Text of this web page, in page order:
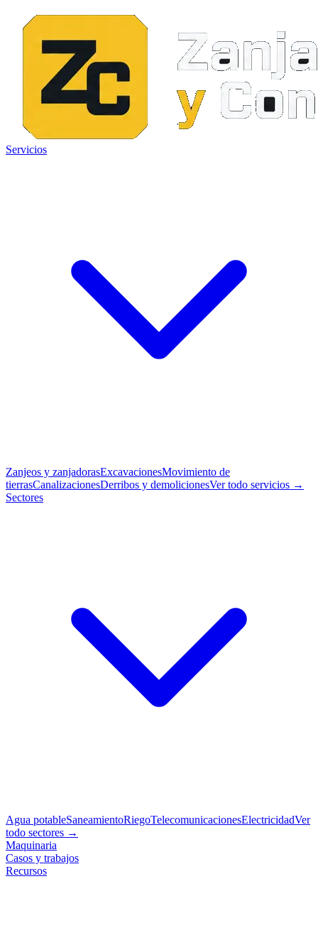
Servicios
Zanjeos y zanjadorasExcavacionesMovimiento de
tierrasCanalizacionesDerribos y demolicionesVer todo servicios →
Sectores
Agua potableSaneamientoRiegoTelecomunicacionesElectricidadVer
todo sectores →
Maquinaria
Casos y trabajos
Recursos